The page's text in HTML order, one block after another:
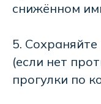
снижённом
5.
(если нет
прогулки по